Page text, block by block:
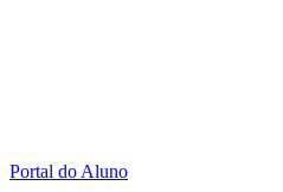
Portal do Aluno